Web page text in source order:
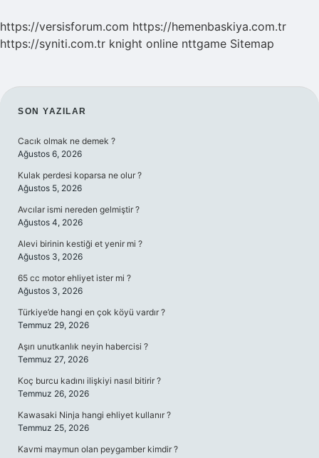
https://versisforum.com https://hemenbaskiya.com.tr
https://syniti.com.tr knight online nttgame Sitemap
SIDEBAR
SON YAZILAR
Cacık olmak ne demek ?
Ağustos 6, 2026
Kulak perdesi koparsa ne olur ?
Ağustos 5, 2026
Avcılar ismi nereden gelmiştir ?
Ağustos 4, 2026
Alevi birinin kestiği et yenir mi ?
Ağustos 3, 2026
65 cc motor ehliyet ister mi ?
Ağustos 3, 2026
Türkiye’de hangi en çok köyü vardır ?
Temmuz 29, 2026
Aşırı unutkanlık neyin habercisi ?
Temmuz 27, 2026
Koç burcu kadını ilişkiyi nasıl bitirir ?
Temmuz 26, 2026
Kawasaki Ninja hangi ehliyet kullanır ?
Temmuz 25, 2026
Kavmi maymun olan peygamber kimdir ?